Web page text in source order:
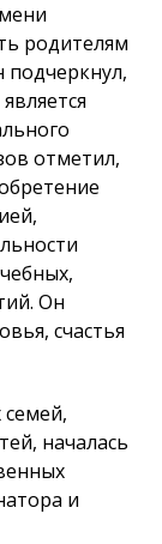
родителям
подчеркнул,
отметил,
Он
счастья
началась
и